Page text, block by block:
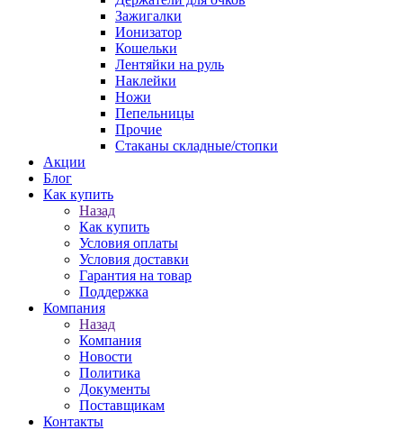
Зажигалки
Ионизатор
Кошельки
Лентяйки на руль
Наклейки
Ножи
Пепельницы
Прочие
Стаканы складные/стопки
Акции
Блог
Как купить
Назад
Как купить
Условия оплаты
Условия доставки
Гарантия на товар
Поддержка
Компания
Назад
Компания
Новости
Политика
Документы
Поставщикам
Контакты